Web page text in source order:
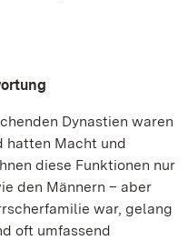
Dynastien waren
hatten Macht und
diese Funktionen nur
den Männern – aber
war, gelang
oft umfassend